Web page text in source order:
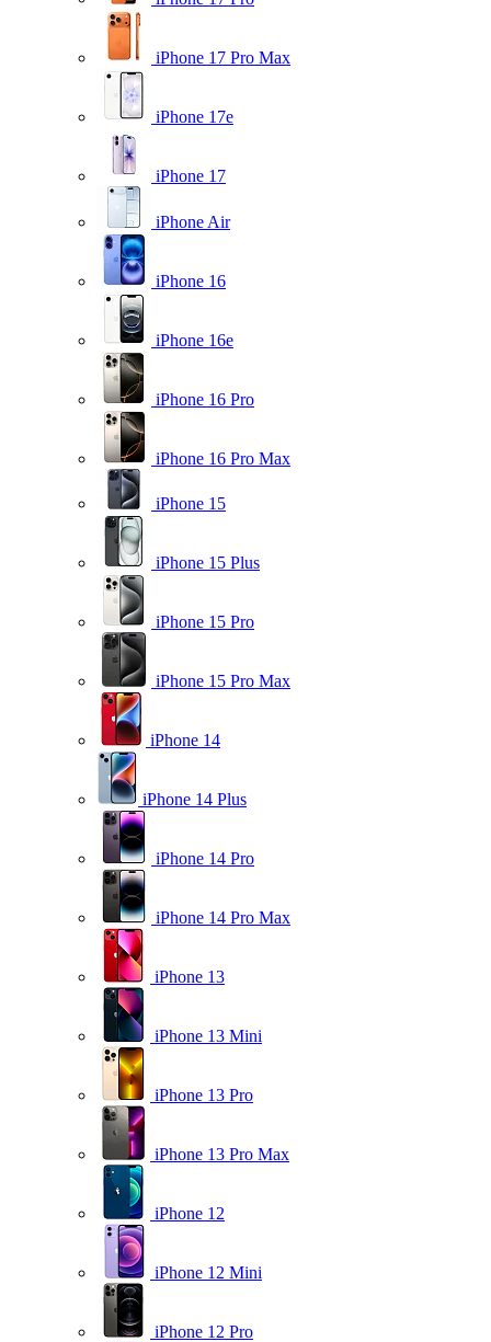
iPhone 17 Pro Max
iPhone 17e
iPhone 17
iPhone Air
iPhone 16
iPhone 16e
iPhone 16 Pro
iPhone 16 Pro Max
iPhone 15
iPhone 15 Plus
iPhone 15 Pro
iPhone 15 Pro Max
iPhone 14
iPhone 14 Plus
iPhone 14 Pro
iPhone 14 Pro Max
iPhone 13
iPhone 13 Mini
iPhone 13 Pro
iPhone 13 Pro Max
iPhone 12
iPhone 12 Mini
iPhone 12 Pro